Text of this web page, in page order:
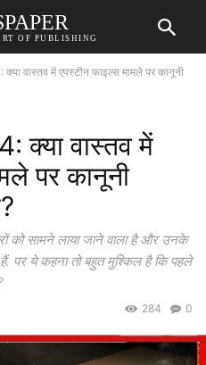
OF PUBLISHING
वास्तव में एपस्टीन फाइल्स मामले पर कानूनी
क्या वास्तव में
पर कानूनी
सामने लाया जाने वाला है और उनके
पर ये कहना तो बहुत मुश्किल है कि पहले
0
284